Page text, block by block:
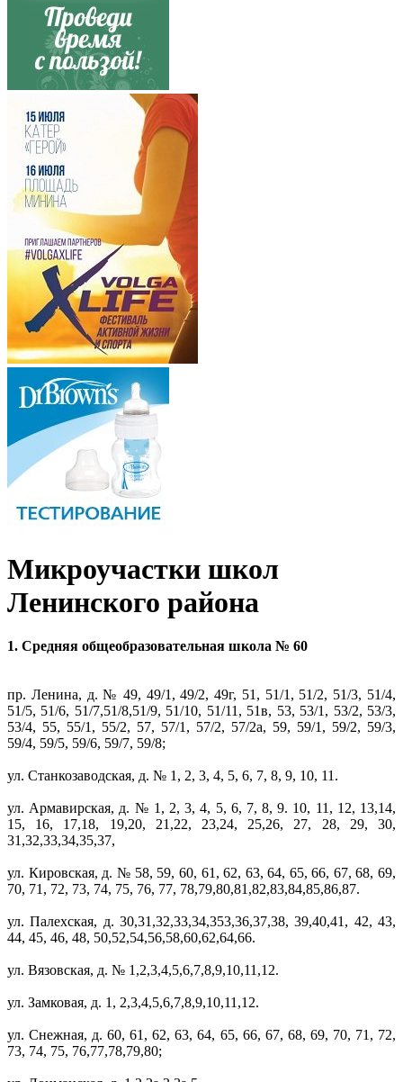
Микроучастки школ
Ленинского района
1. Средняя общеобразовательная школа № 60
пр. Ленина, д. № 49, 49/1, 49/2, 49г, 51, 51/1, 51/2, 51/3, 51/4,
51/5, 51/6, 51/7,51/8,51/9, 51/10, 51/11, 51в, 53, 53/1, 53/2, 53/3,
53/4, 55, 55/1, 55/2, 57, 57/1, 57/2, 57/2а, 59, 59/1, 59/2, 59/3,
59/4, 59/5, 59/6, 59/7, 59/8;
ул. Станкозаводская, д. № 1, 2, 3, 4, 5, 6, 7, 8, 9, 10, 11.
ул. Армавирская, д. № 1, 2, 3, 4, 5, 6, 7, 8, 9. 10, 11, 12, 13,14,
15, 16, 17,18, 19,20, 21,22, 23,24, 25,26, 27, 28, 29, 30,
31,32,33,34,35,37,
ул. Кировская, д. № 58, 59, 60, 61, 62, 63, 64, 65, 66, 67, 68, 69,
70, 71, 72, 73, 74, 75, 76, 77, 78,79,80,81,82,83,84,85,86,87.
ул. Палехская, д. 30,31,32,33,34,353,36,37,38, 39,40,41, 42, 43,
44, 45, 46, 48, 50,52,54,56,58,60,62,64,66.
ул. Вязовская, д. № 1,2,3,4,5,6,7,8,9,10,11,12.
ул. Замковая, д. 1, 2,3,4,5,6,7,8,9,10,11,12.
ул. Снежная, д. 60, 61, 62, 63, 64, 65, 66, 67, 68, 69, 70, 71, 72,
73, 74, 75, 76,77,78,79,80;